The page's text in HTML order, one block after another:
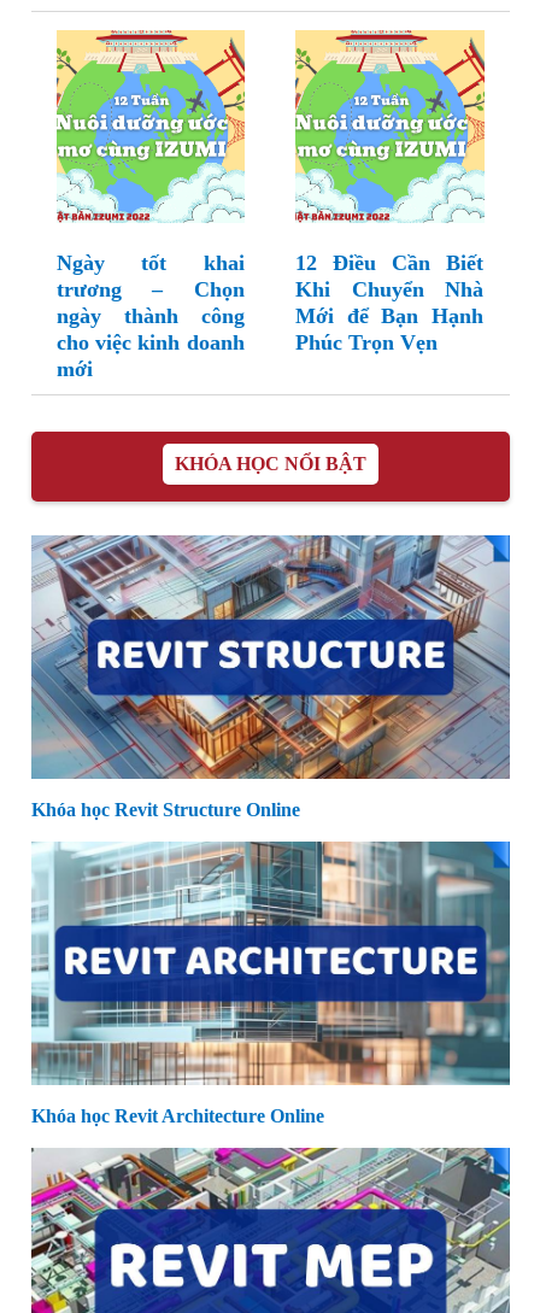
Ngày tốt khai
trương – Chọn
ngày thành công
cho việc kinh doanh
mới
12 Điều Cần Biết
Khi Chuyển Nhà
Mới để Bạn Hạnh
Phúc Trọn Vẹn
KHÓA HỌC NỔI BẬT
Khóa học Revit Structure Online
Khóa học Revit Architecture Online